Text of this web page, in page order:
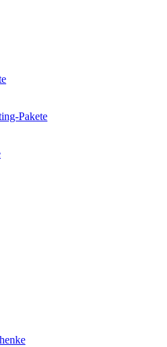
Pakete